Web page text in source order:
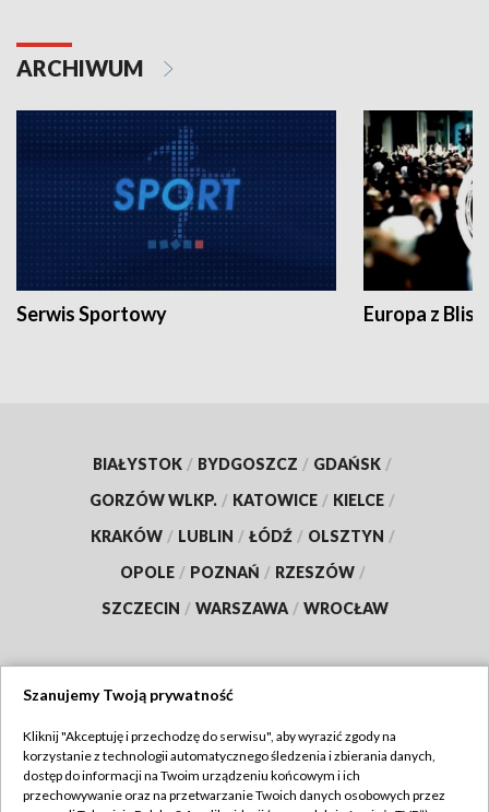
ARCHIWUM
Serwis Sportowy Europa z
BIAŁYSTOK / BYDGOSZCZ / GDAŃSK /
GORZÓW WLKP. / KATOWICE / KIELCE /
KRAKÓW / LUBLIN / ŁÓDŹ / OLSZTYN /
OPOLE / POZNAŃ / RZESZÓW /
SZCZECIN / WARSZAWA / WROCŁAW
TVP
Abonament TVP
Regulamin TVP
Szanujemy Twoją prywatność
Kliknij "Akceptuję i przechodzę do serwisu", aby wyrazić zgody na
korzystanie z technologii automatycznego śledzenia i zbierania danych,
dostęp do informacji na Twoim urządzeniu końcowym i ich
przechowywanie oraz na przetwarzanie Twoich danych osobowych przez